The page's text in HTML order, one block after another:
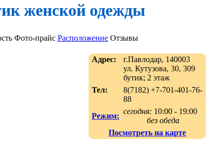
женской одежды
Фото-прайс Расположение Отзывы
Адрес:
г.Павлодар, 140003
ул. Кутузова, 30, 309
бутик; 2 этаж
Тел:
8(7182) +7-701-401-76-
88
Режим:
сегодня: 10:00 - 19:00
без обеда
Посмотреть на карте